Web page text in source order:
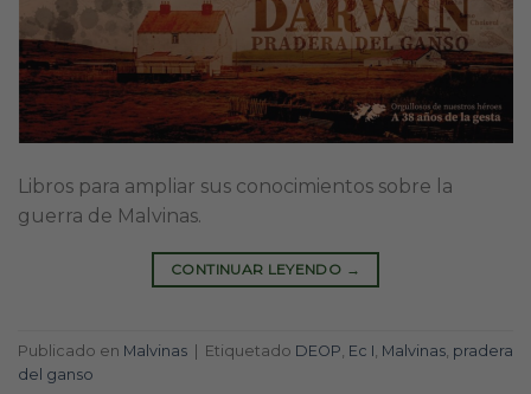
Libros para ampliar sus conocimientos sobre la
guerra de Malvinas.
CONTINUAR LEYENDO →
Publicado en Malvinas | Etiquetado DEOP Ec I Malvinas pradera
del ganso